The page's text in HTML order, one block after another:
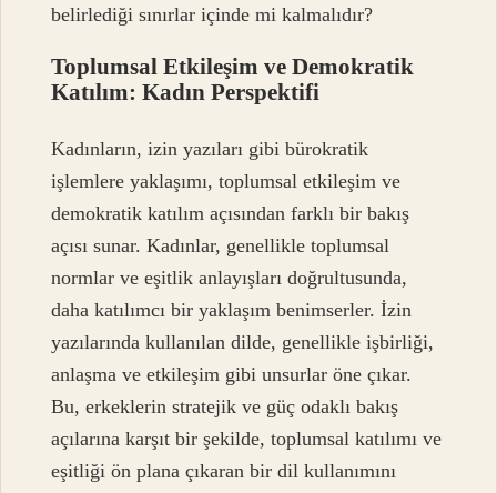
belirlediği sınırlar içinde mi kalmalıdır?
Toplumsal Etkileşim ve Demokratik
Katılım: Kadın Perspektifi
Kadınların, izin yazıları gibi bürokratik
işlemlere yaklaşımı, toplumsal etkileşim ve
demokratik katılım açısından farklı bir bakış
açısı sunar. Kadınlar, genellikle toplumsal
normlar ve eşitlik anlayışları doğrultusunda,
daha katılımcı bir yaklaşım benimserler. İzin
yazılarında kullanılan dilde, genellikle işbirliği,
anlaşma ve etkileşim gibi unsurlar öne çıkar.
Bu, erkeklerin stratejik ve güç odaklı bakış
açılarına karşıt bir şekilde, toplumsal katılımı ve
eşitliği ön plana çıkaran bir dil kullanımını